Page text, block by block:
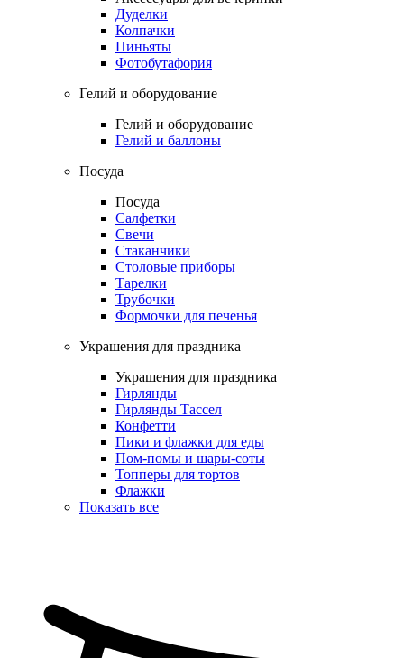
Дуделки
Колпачки
Пиньяты
Фотобутафория
Гелий и оборудование
Гелий и оборудование
Гелий и баллоны
Посуда
Посуда
Салфетки
Свечи
Стаканчики
Столовые приборы
Тарелки
Трубочки
Формочки для печенья
Украшения для праздника
Украшения для праздника
Гирлянды
Гирлянды Тассел
Конфетти
Пики и флажки для еды
Пом-помы и шары-соты
Топперы для тортов
Флажки
Показать все